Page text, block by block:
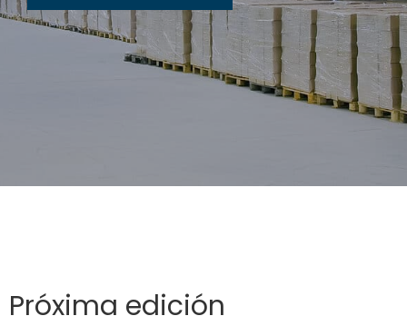
Próxima edición